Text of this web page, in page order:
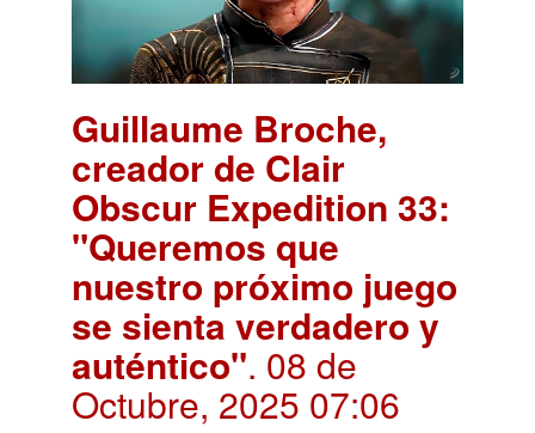
Guillaume Broche,
creador de Clair
Obscur Expedition 33:
"Queremos que
nuestro próximo juego
se sienta verdadero y
auténtico". 08 de
Octubre, 2025 07:06